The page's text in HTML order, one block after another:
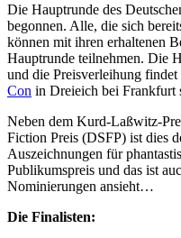
Die Hauptrunde des Deutschen Phantastik Preis (DPP) hat
begonnen. Alle, die sich
können mit ihren erhaltenen
Hauptrunde teilnehmen. Die
und die Preisverleihung
Con in Dreieich bei Frankfurt
Neben dem Kurd-Laßwitz-
Fiction Preis (DSFP) ist dies
Auszeichnungen für
Publikumspreis und das ist
Nominierungen ansieht…
Die Finalisten: